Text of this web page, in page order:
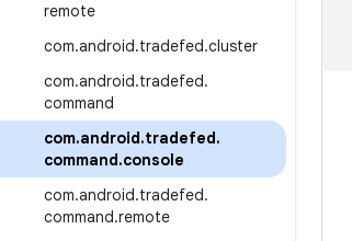
remote
com.android.tradefed.cluster
com.android.tradefed.
command
com.android.tradefed.
command.console
com.android.tradefed.
command.remote